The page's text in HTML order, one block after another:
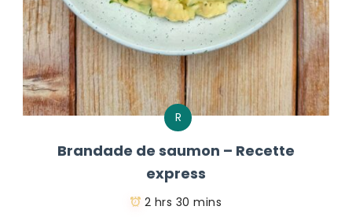
R
Brandade de saumon – Recette
express
2 hrs 30 mins